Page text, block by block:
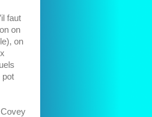
faut
on
on
pot